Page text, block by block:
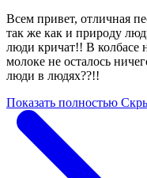
Всем привет, отличная
так же как и природу
люди кричат!! В колбасе
молоке не осталось
люди в людях??!!
Показать полностью